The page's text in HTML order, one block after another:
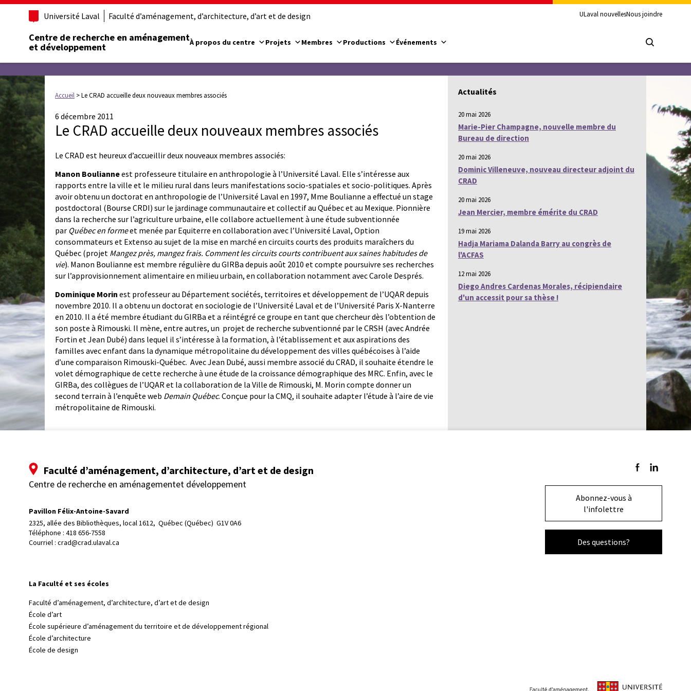
Université Laval Faculté d’aménagement, d’architecture, d’art et de design ULaval nouvellesNous joindre
Centre de recherche en aménagement
et développement
À propos du centre Projets Membres Productions Événements
Accueil >Le CRAD accueille deux nouveaux membres associés
6 décembre 2011
Le CRAD accueille deux nouveaux membres associés
Le CRAD est heureux d’accueillir deux nouveaux membres associés:
Manon Boulianneest professeure titulaire en anthropologie à l’Université Laval. Elle s’intéresse aux
rapports entre la ville et le milieu rural dans leurs manifestations socio-spatiales et socio-politiques. Après
avoir obtenu un doctorat en anthropologie de l’Université Laval en 1997, Mme Boulianne a effectué un stage
postdoctoral (Bourse CRDI) sur le jardinage communautaire et collectif au Québec et au Mexique. Pionnière
dans la recherche sur l’agriculture urbaine, elle collabore actuellement à une étude subventionnée
par Québec en formeet menée par Equiterre en collaboration avec l’Université Laval, Option
consommateurs et Extenso au sujet de la mise en marché en circuits courts des produits maraîchers du
Québec (projet Mangez près, mangez frais. Comment les circuits courts contribuent aux saines habitudes de
vie). Manon Boulianne est membre régulière du GIRBa depuis août 2010 et compte poursuivre ses recherches
sur l’approvisionnement alimentaire en milieu urbain, en collaboration notamment avec Carole Després.
Dominique Morin est professeur au Département sociétés, territoires et développement de l’UQAR depuis
novembre 2010. Il a obtenu un doctorat en sociologie de l’Université Laval et de l’Université Paris X-Nanterre
en 2010. Il a été membre étudiant du GIRBa et a réintégré ce groupe en tant que chercheur dès l’obtention de
son poste à Rimouski. Il mène, entre autres, un projet de recherche subventionné par le CRSH (avec Andrée
Fortin et Jean Dubé) dans lequel il s’intéresse à la formation, à l’établissement et aux aspirations des
familles avec enfant dans la dynamique métropolitaine du développement des villes québécoises à l’aide
d’une comparaison Rimouski-Québec. Avec Jean Dubé, aussi membre associé du CRAD, il souhaite étendre le
volet démographique de cette recherche à une étude de la croissance démographique des MRC. Enfin, avec le
GIRBa, des collègues de l’UQAR et la collaboration de la Ville de Rimouski, M. Morin compte donner un
second terrain à l’enquête web Demain Québec. Conçue pour la CMQ, il souhaite adapter l’étude à l’aire de vie
métropolitaine de Rimouski.
Actualités
20 mai 2026
Marie-Pier Champagne, nouvelle membre du
Bureau de direction
20 mai 2026
Dominic Villeneuve, nouveau directeur adjoint du
CRAD
20 mai 2026
Jean Mercier, membre émérite du CRAD
19 mai 2026
Hadja Mariama Dalanda Barry au congrès de
l'ACFAS
12 mai 2026
Diego Andres Cardenas Morales, récipiendaire
d'un accessit pour sa thèse !
Faculté d’aménagement, d’architecture, d’art et de design
Centre de recherche en aménagementet développement
Pavillon Félix-Antoine-Savard
2325, allée des Bibliothèques, local 1612, Québec (Québec)  G1V 0A6
Téléphone : 418 656-7558
Courriel : crad@crad.ulaval.ca
Suivez-nous sur
Suivez-nous
Abonnez-vous à
l'infolettre
Des questions?
La Faculté et ses écoles
Faculté d’aménagement, d’architecture, d’art et de design
École d’art
École supérieure d’aménagement du territoire et de développement régional
École d’architecture
École de design